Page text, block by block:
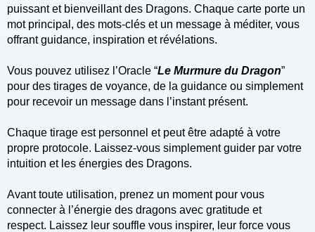
puissant et bienveillant des Dragons. Chaque carte porte un
mot principal, des mots-clés et un message à méditer, vous
offrant guidance, inspiration et révélations.
Vous pouvez utilisez l’Oracle “Le Murmure du Dragon”
pour des tirages de voyance, de la guidance ou simplement
pour recevoir un message dans l’instant présent.
Chaque tirage est personnel et peut être adapté à votre
propre protocole. Laissez-vous simplement guider par votre
intuition et les énergies des Dragons.
Avant toute utilisation, prenez un moment pour vous
connecter à l’énergie des dragons avec gratitude et
respect. Laissez leur souffle vous inspirer, leur force vous